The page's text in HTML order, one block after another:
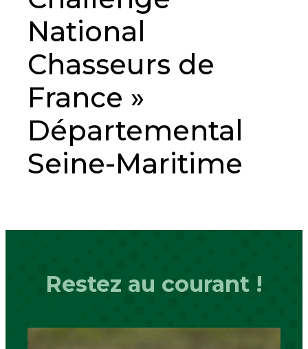
National
Chasseurs de
France »
Départemental
Seine-Maritime
Restez au courant !